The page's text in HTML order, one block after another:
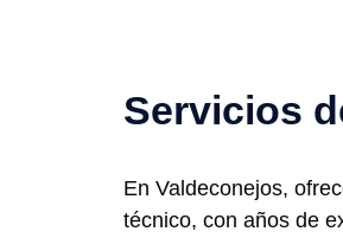
Servicios
En Valdeconejos,
técnico, con años de